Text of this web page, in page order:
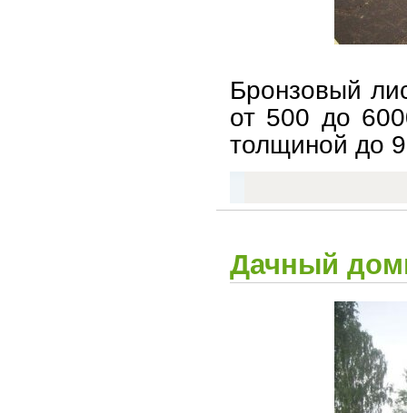
Бронзовый
от 500 до
толщиной до
Дачный